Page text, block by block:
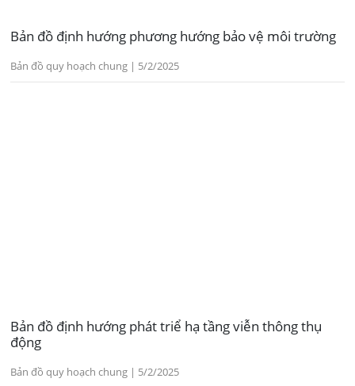
Bản đồ định hướng phương hướng bảo vệ môi trường
Bản đồ quy hoạch chung | 5/2/2025
Bản đồ định hướng phát triể hạ tầng viễn thông thụ
động
Bản đồ quy hoạch chung | 5/2/2025